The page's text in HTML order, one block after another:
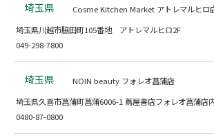
埼玉県
Cosme Kitchen Market アトレマルヒロ
埼玉県川越市脇田町105番地 アトレマルヒロ2F
049-298-7800
埼玉県
NOIN beauty フォレオ菖蒲店
埼玉県久喜市菖蒲町菖蒲6006-1 蔦屋書店フォレオ菖蒲店
0480-87-0800